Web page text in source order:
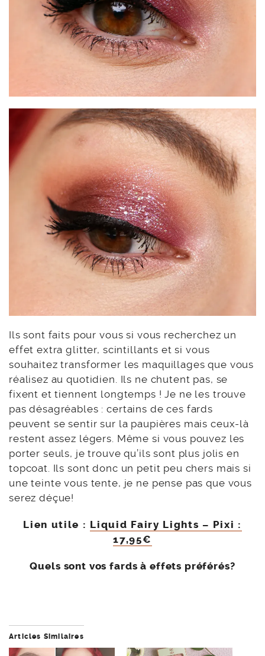
Ils sont faits pour vous si vous recherchez un
effet extra glitter, scintillants et si vous
souhaitez transformer les maquillages que vous
réalisez au quotidien. Ils ne chutent pas, se
fixent et tiennent longtemps ! Je ne les trouve
pas désagréables : certains de ces fards
peuvent se sentir sur la paupières mais ceux-là
restent assez légers. Même si vous pouvez les
porter seuls, je trouve qu’ils sont plus jolis en
topcoat. Ils sont donc un petit peu chers mais si
une teinte vous tente, je ne pense pas que vous
serez déçue!
Lien utile : Liquid Fairy Lights – Pixi :
17,95€
Quels sont vos fards à effets préférés?
Articles Similaires